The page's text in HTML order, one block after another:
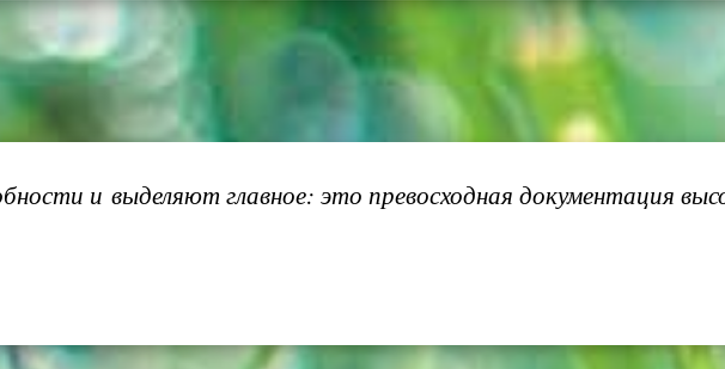
и выделяют главное: это превосходная документация